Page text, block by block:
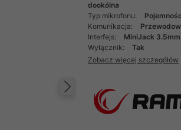
Następny
dookólna
Typ mikrofonu:
Komunikacja:
Interfejs:
MiniJack 3.5mm
Wyłącznik:
Tak
Zobacz więcej szczegółów